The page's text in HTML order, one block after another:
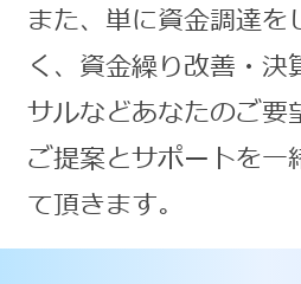
また、単に資金調達を
く、資金繰り改善・
サルなどあなたのご要
ご提案とサポートを一
て頂きます。